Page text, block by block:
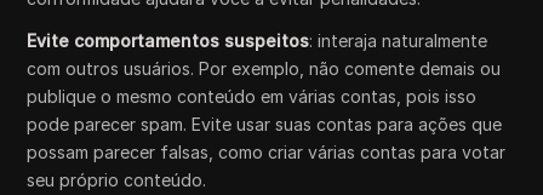
Evite comportamentos suspeitos: interaja naturalmente
com outros usuários. Por exemplo, não comente demais ou
publique o mesmo conteúdo em várias contas, pois isso
pode parecer spam. Evite usar suas contas para ações que
possam parecer falsas, como criar várias contas para votar
seu próprio conteúdo.